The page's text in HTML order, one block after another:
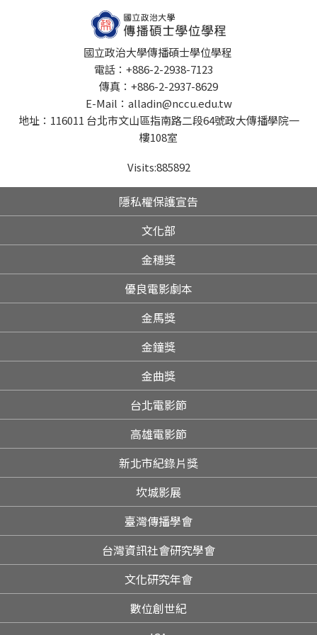
國立政治大學傳播碩士學位學程
電話：+886-2-2938-7123
傳真：+886-2-2937-8629
E-Mail：alladin@nccu.edu.tw
地址：116011 台北市文山區指南路二段64號政大傳播學院一
樓108室
Visits:885892
隱私權保護宣告
文化部
金穗獎
優良電影劇本
金馬獎
金鐘獎
金曲獎
台北電影節
高雄電影節
新北市紀錄片獎
坎城影展
臺灣傳播學會
台灣資訊社會研究學會
文化研究年會
數位創世紀